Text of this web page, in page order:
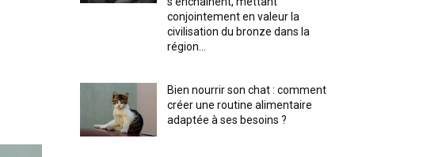
conjointement en valeur la
civilisation du bronze dans la
région...
Bien nourrir son chat : comment
créer une routine alimentaire
adaptée à ses besoins ?